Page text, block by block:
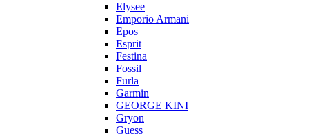
Elysee
Emporio Armani
Epos
Esprit
Festina
Fossil
Furla
Garmin
GEORGE KINI
Gryon
Guess